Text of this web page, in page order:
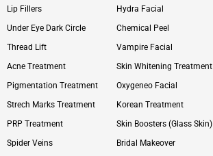
Lip Fillers
Under Eye Dark Circle
Thread Lift
Acne Treatment
Pigmentation Treatment
Strech Marks Treatment
PRP Treatment
Spider Veins
Hydra Facial
Chemical Peel
Vampire Facial
Skin Whitening Treatment
Oxygeneo Facial
Korean Treatment
Skin Boosters (Glass Skin)
Bridal Makeover